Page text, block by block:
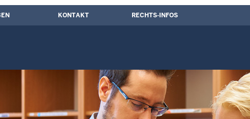
KONTAKT RECHTS-INFOS